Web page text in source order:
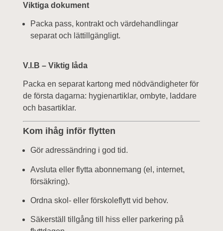
Viktiga dokument
Packa pass, kontrakt och värdehandlingar
separat och lättillgängligt.
V.I.B – Viktig låda
Packa en separat kartong med nödvändigheter för
de första dagarna: hygienartiklar, ombyte, laddare
och basartiklar.
Kom ihåg inför flytten
Gör adressändring i god tid.
Avsluta eller flytta abonnemang (el, internet,
försäkring).
Ordna skol- eller förskoleflytt vid behov.
Säkerställ tillgång till hiss eller parkering på